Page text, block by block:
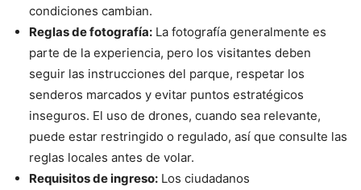
condiciones cambian.
Reglas de fotografía: La fotografía generalmente es
parte de la experiencia, pero los visitantes deben
seguir las instrucciones del parque, respetar los
senderos marcados y evitar puntos estratégicos
inseguros. El uso de drones, cuando sea relevante,
puede estar restringido o regulado, así que consulte las
reglas locales antes de volar.
Requisitos de ingreso: Los ciudadanos